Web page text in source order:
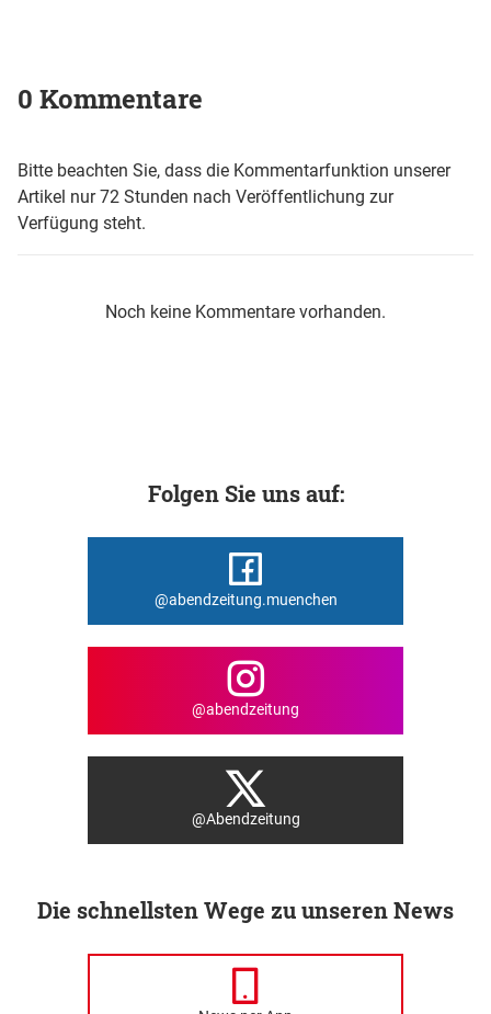
0 Kommentare
Bitte beachten Sie, dass die Kommentarfunktion unserer
Artikel nur 72 Stunden nach Veröffentlichung zur
Verfügung steht.
Noch keine Kommentare vorhanden.
Folgen Sie uns auf:
@abendzeitung.muenchen
@abendzeitung
@Abendzeitung
Die schnellsten Wege zu unseren News